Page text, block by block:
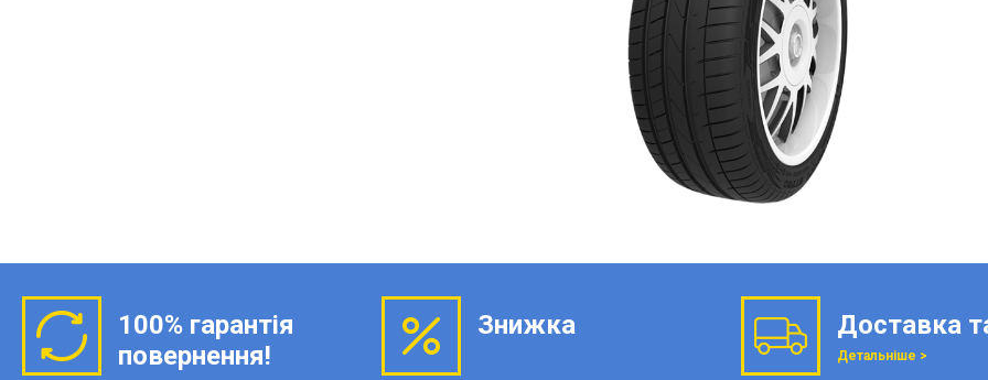
100% гарантія
повернення!
Знижка Доставка
Детальніше >